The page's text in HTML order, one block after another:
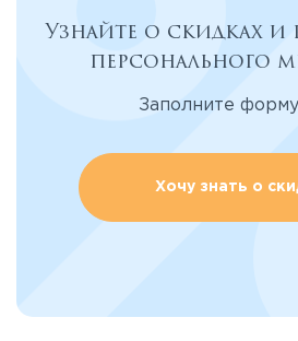
Узнайте о скидках и
персонального
Заполните
Хочу знать о